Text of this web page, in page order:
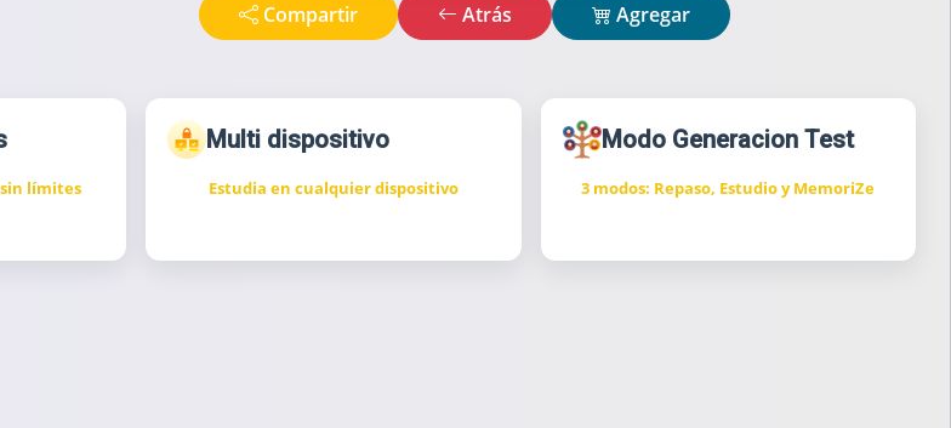
Compartir Atrás Agregar
límites
Multi dispositivo
Estudia en cualquier dispositivo
Modo Generacion Test
3 modos: Repaso, Estudio y MemoriZe